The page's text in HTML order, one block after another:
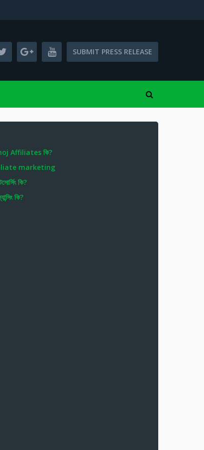
SUBMIT PRESS RELEASE
Affiliates কি?
marketing
কি?
কি?